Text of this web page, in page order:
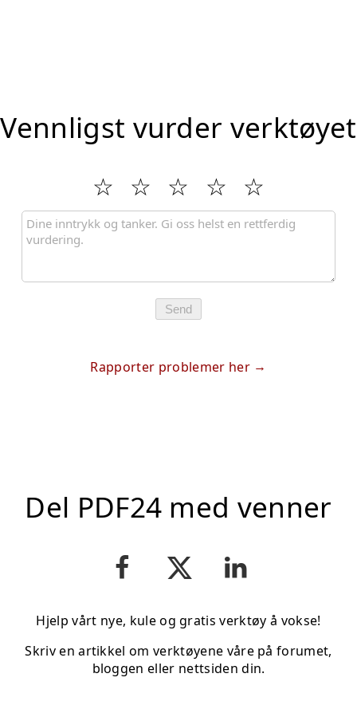
Vennligst vurder verktøyet
Send
Rapporter problemer her
Del PDF24 med venner
Hjelp vårt nye, kule og gratis verktøy å vokse!
Skriv en artikkel om verktøyene våre på forumet,
bloggen eller nettsiden din.